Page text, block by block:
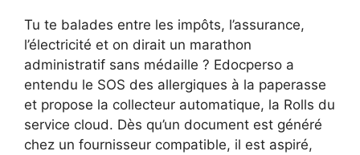
Tu te balades entre les impôts, l’assurance,
l’électricité et on dirait un marathon
administratif sans médaille ? Edocperso a
entendu le SOS des allergiques à la paperasse
et propose la collecteur automatique, la Rolls du
service cloud. Dès qu’un document est généré
chez un fournisseur compatible, il est aspiré,